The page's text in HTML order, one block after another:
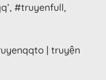
#truyenfull,
| truyện